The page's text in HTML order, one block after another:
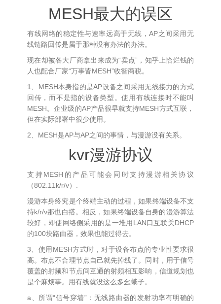
MESH最大的误区
有线网络的稳定性与速率远高于无线，AP之间采用无
线链路回传是属于那种没有办法的办法。
现在却被各大厂商拿出来成为“卖点”，知乎上恰烂钱的
人也配合厂家“万事皆MESH”收智商税。
1、MESH本身指的是AP设备之间采用无线接力的方式
回传，而不是指的设备类型。使用有线连接时不能叫
MESH。企业级的AP产品很早就支持MESH方式互联，
但在实际部署中很少使用。
2、MESH是AP与AP之间的事情，与漫游没有关系。
kvr漫游协议
支持MESH的产品可能会同时支持漫游相关协议
（802.11k/r/v）.
漫游本身终究是个终端主动的过程，如果终端设备不支
持k/r/v那也白搭。相反，如果终端设备自身的漫游算法
较好，即使网络侧采用的是一堆用LAN口互联关DHCP
的100块路由器，效果也能过得去。
3、使用MESH方式时，对于设备布点的专业性要求很
高。布点不合理节点自己就先掉线了。同时，用于信号
覆盖的射频和节点间互通的射频相互影响，信道规划也
是个麻烦事。用有线就没这么多幺蛾子。
a、所谓“信号穿墙”：无线路由器的发射功率有明确的